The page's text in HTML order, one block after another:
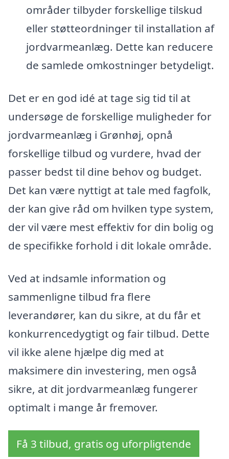
områder tilbyder forskellige tilskud
eller støtteordninger til installation af
jordvarmeanlæg. Dette kan reducere
de samlede omkostninger betydeligt.
Det er en god idé at tage sig tid til at
undersøge de forskellige muligheder for
jordvarmeanlæg i Grønhøj, opnå
forskellige tilbud og vurdere, hvad der
passer bedst til dine behov og budget.
Det kan være nyttigt at tale med fagfolk,
der kan give råd om hvilken type system,
der vil være mest effektiv for din bolig og
de specifikke forhold i dit lokale område.
Ved at indsamle information og
sammenligne tilbud fra flere
leverandører, kan du sikre, at du får et
konkurrencedygtigt og fair tilbud. Dette
vil ikke alene hjælpe dig med at
maksimere din investering, men også
sikre, at dit jordvarmeanlæg fungerer
optimalt i mange år fremover.
Få 3 tilbud, gratis og uforpligtende